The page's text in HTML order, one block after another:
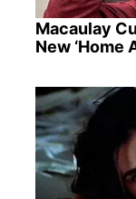
Macaulay
New ‘Home